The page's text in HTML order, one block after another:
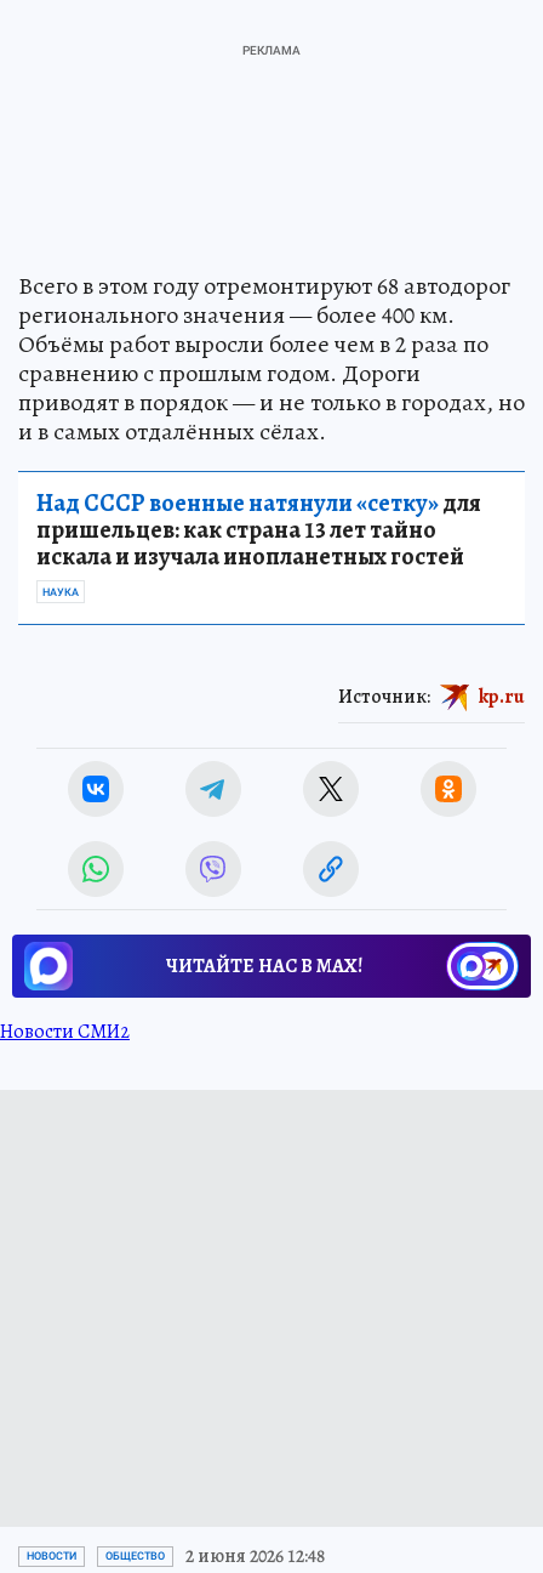
Всего в этом году отремонтируют 68 автодорог
регионального значения — более 400 км.
Объёмы работ выросли более чем в 2 раза по
сравнению с прошлым годом. Дороги
приводят в порядок — и не только в городах, но
и в самых отдалённых сёлах.
Над СССР военные натянули «сетку»для
пришельцев: как страна 13 лет тайно
искала и изучала инопланетных гостей
НАУКА
Источник: kp.ru
ЧИТАЙТЕ НАС В МАХ!
Новости СМИ2
НОВОСТИ ОБЩЕСТВО 2 июня 2026 12:48